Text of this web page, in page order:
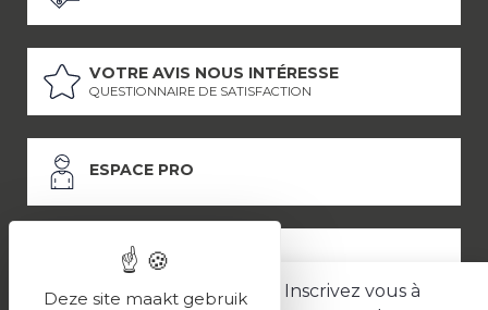
Inscrivez vous à
VOTRE AVIS NOUS INTÉRESSE
QUESTIONNAIRE DE SATISFACTION
ESPACE PRO
ESPACE PRESSE
Deze site maakt gebruik